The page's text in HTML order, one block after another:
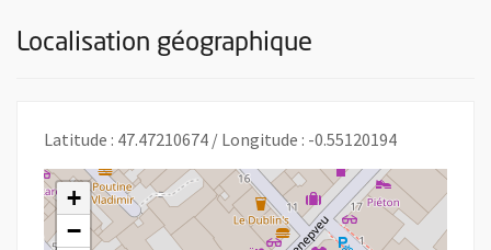
Localisation géographique
Latitude : 47.47210674 / Longitude : -0.55120194
+
−